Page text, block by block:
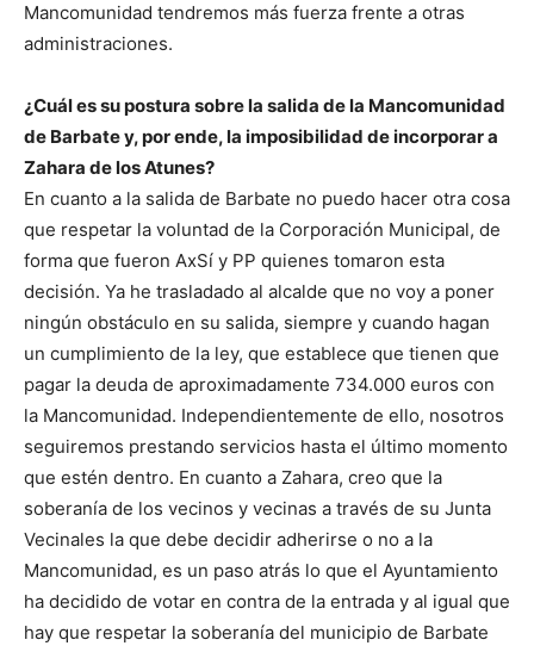
Mancomunidad tendremos más fuerza frente a otras
administraciones.
¿Cuál es su postura sobre la salida de la Mancomunidad
de Barbate y, por ende, la imposibilidad de incorporar a
Zahara de los Atunes?
En cuanto a la salida de Barbate no puedo hacer otra cosa
que respetar la voluntad de la Corporación Municipal, de
forma que fueron AxSí y PP quienes tomaron esta
decisión. Ya he trasladado al alcalde que no voy a poner
ningún obstáculo en su salida, siempre y cuando hagan
un cumplimiento de la ley, que establece que tienen que
pagar la deuda de aproximadamente 734.000 euros con
la Mancomunidad. Independientemente de ello, nosotros
seguiremos prestando servicios hasta el último momento
que estén dentro. En cuanto a Zahara, creo que la
soberanía de los vecinos y vecinas a través de su Junta
Vecinales la que debe decidir adherirse o no a la
Mancomunidad, es un paso atrás lo que el Ayuntamiento
ha decidido de votar en contra de la entrada y al igual que
hay que respetar la soberanía del municipio de Barbate